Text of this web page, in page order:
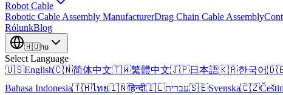
Robot Cable
Robotic Cable Assembly ManufacturerDrag Chain Cable Assembly
RólunkBlog
🇭🇺hu
Select Language
🇺🇸English🇨🇳简体中文🇹🇼繁體中文🇯🇵日本語🇰🇷한국어
Bahasa Indonesia🇹🇭ไทย🇮🇳हिन्दी🇮🇱עברית🇸🇪Svenska🇨🇿